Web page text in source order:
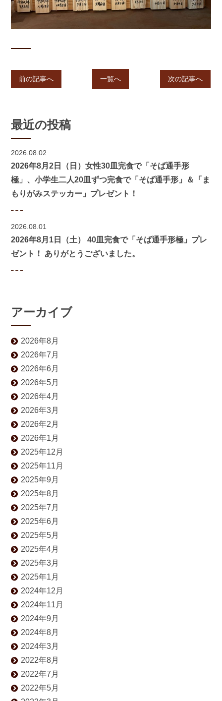
前の記事へ 一覧へ 次の記事へ
最近の投稿
2026.08.02
2026年8月2日（日）女性30皿完食で「そば通手形
極」、小学生二人20皿ずつ完食で「そば通手形」＆「ま
もりがみステッカー」プレゼント！
2026.08.01
2026年8月1日（土） 40皿完食で「そば通手形極」プレ
ゼント！ ありがとうございました。
アーカイブ
2026年8月
2026年7月
2026年6月
2026年5月
2026年4月
2026年3月
2026年2月
2026年1月
2025年12月
2025年11月
2025年9月
2025年8月
2025年7月
2025年6月
2025年5月
2025年4月
2025年3月
2025年1月
2024年12月
2024年11月
2024年9月
2024年8月
2024年3月
2022年8月
2022年7月
2022年5月